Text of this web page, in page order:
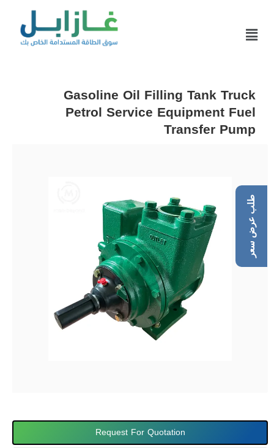
Gasoline Oil Filling Tank Truck
Petrol Service Equipment Fuel
Transfer Pump
Request For Quotation
طلب عرض سعر